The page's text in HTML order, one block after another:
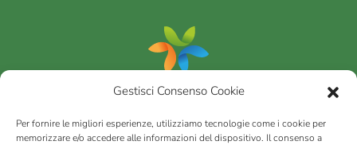
Gestisci Consenso Cookie
Per fornire le migliori esperienze, utilizziamo tecnologie come i cookie per
memorizzare e/o accedere alle informazioni del dispositivo. Il consenso a
Portfolio